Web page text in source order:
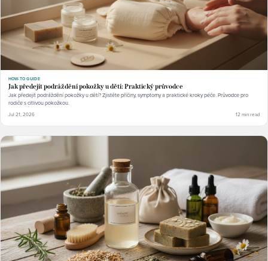
HOW-TO GUIDE
Jak předejít podráždění pokožky u dětí: Praktický průvodce
Jak předejít podráždění pokožky u dětí? Zjistěte příčiny, symptomy a praktické kroky péče. Průvodce pro
rodiče s citlivou pokožkou.
Jul 21, 2026 12 min read